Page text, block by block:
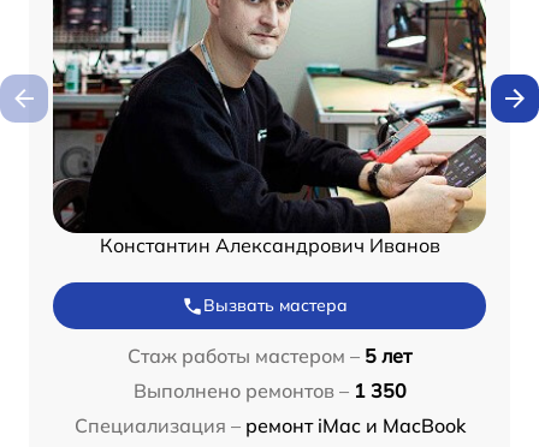
Константин Александрович Иванов
Вызвать мастера
Стаж работы мастером – 5 лет
Выполнено ремонтов – 1 350
Специализация – ремонт iMac и MacBook